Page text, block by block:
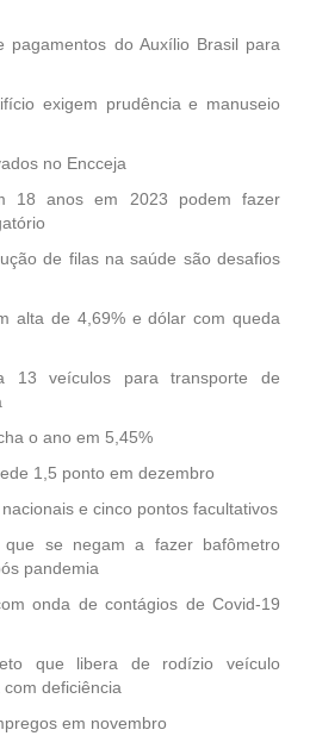
pagamentos do Auxílio Brasil para
exigem prudência e manuseio
no Encceja
18 anos em 2023 podem fazer
de filas na saúde são desafios
alta de 4,69% e dólar com queda
13 veículos para transporte de
o ano em 5,45%
1,5 ponto em dezembro
e cinco pontos facultativos
que se negam a fazer bafômetro
pandemia
onda de contágios de Covid-19
que libera de rodízio veículo
deficiência
em novembro